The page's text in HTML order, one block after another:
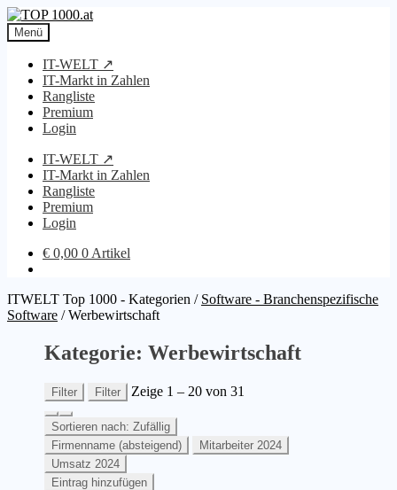
Zur
Navigation
springen
Zum
Inhalt
springen
Menü
IT-WELT ↗
IT-Markt in Zahlen
Rangliste
Premium
Login
IT-WELT ↗
IT-Markt in Zahlen
Rangliste
Premium
Login
€ 0,00 0 Artikel
ITWELT Top 1000 - Kategorien / Software - Branchenspezifische
Software /Werbewirtschaft
Kategorie: Werbewirtschaft
Filter Filter Zeige 1 – 20 von 31
Sortieren nach: Zufällig
Firmenname (absteigend)
Mitarbeiter 2024
Umsatz 2024
Eintrag hinzufügen